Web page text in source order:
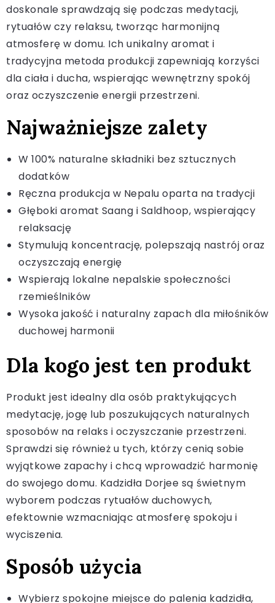
doskonale sprawdzają się podczas medytacji,
rytuałów czy relaksu, tworząc harmonijną
atmosferę w domu. Ich unikalny aromat i
tradycyjna metoda produkcji zapewniają korzyści
dla ciała i ducha, wspierając wewnętrzny spokój
oraz oczyszczenie energii przestrzeni.
Najważniejsze zalety
W 100% naturalne składniki bez sztucznych
dodatków
Ręczna produkcja w Nepalu oparta na tradycji
Głęboki aromat Saang i Saldhoop, wspierający
relaksację
Stymulują koncentrację, polepszają nastrój oraz
oczyszczają energię
Wspierają lokalne nepalskie społeczności
rzemieślników
Wysoka jakość i naturalny zapach dla miłośników
duchowej harmonii
Dla kogo jest ten produkt
Produkt jest idealny dla osób praktykujących
medytację, jogę lub poszukujących naturalnych
sposobów na relaks i oczyszczanie przestrzeni.
Sprawdzi się również u tych, którzy cenią sobie
wyjątkowe zapachy i chcą wprowadzić harmonię
do swojego domu. Kadzidła Dorjee są świetnym
wyborem podczas rytuałów duchowych,
efektownie wzmacniając atmosferę spokoju i
wyciszenia.
Sposób użycia
Wybierz spokojne miejsce do palenia kadzidła,